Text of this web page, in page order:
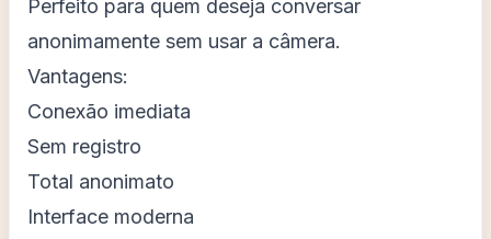
Perfeito para quem deseja conversar
anonimamente sem usar a câmera.
Vantagens:
Conexão imediata
Sem registro
Total anonimato
Interface moderna